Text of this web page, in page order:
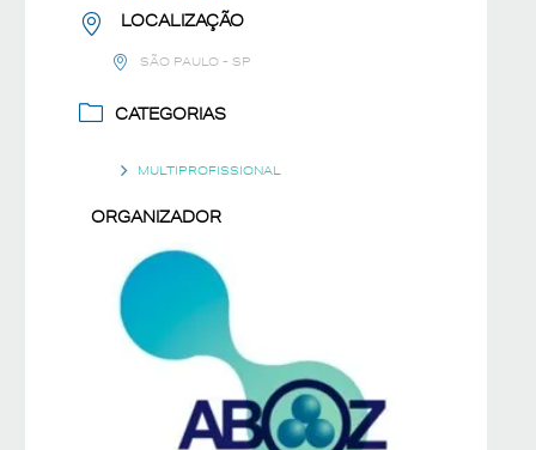
LOCALIZAÇÃO
SÃO PAULO - SP
CATEGORIAS
MULTIPROFISSIONAL
ORGANIZADOR